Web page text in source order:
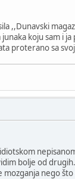
,,Dunavski
koju sam i
proterano sa
bolje od
nego